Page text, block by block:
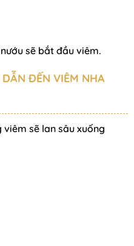
sẽ bắt đầu viêm.
ĐẾN VIÊM NHA
sẽ lan sâu xuống